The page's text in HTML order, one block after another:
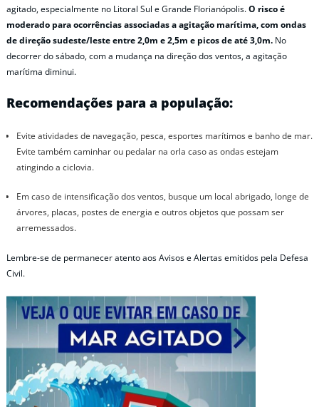
agitado, especialmente no Litoral Sul e Grande Florianópolis.O risco é
moderado para ocorrências associadas a agitação marítima, com ondas
de direção sudeste/leste entre 2,0m e 2,5m e picos de até 3,0m. No
decorrer do sábado, com a mudança na direção dos ventos, a agitação
marítima diminui.
Recomendações para a população:
Evite atividades de navegação, pesca, esportes marítimos e banho de mar.
Evite também caminhar ou pedalar na orla caso as ondas estejam
atingindo a ciclovia.
Em caso de intensificação dos ventos, busque um local abrigado, longe de
árvores, placas, postes de energia e outros objetos que possam ser
arremessados.
Lembre-se de permanecer atento aos Avisos e Alertas emitidos pela Defesa
Civil.